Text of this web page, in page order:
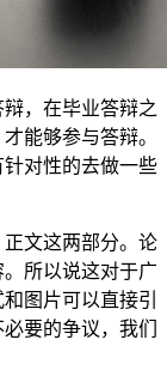
，在毕业答辩之
能够参与答辩。
对性的去做一些
文这两部分。论
所以说这对于广
图片可以直接引
要的争议，我们